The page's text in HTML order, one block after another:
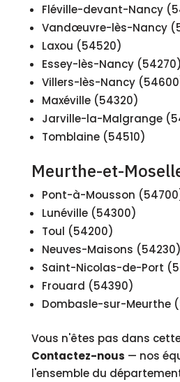
Fléville-devant-Nancy
Vandœuvre-lès-Nancy
Laxou (54520)
Essey-lès-Nancy (54270)
Villers-lès-Nancy
Maxéville (54320)
Jarville-la-Malgrange
Tomblaine (54510)
Meurthe-et-
Pont-à-Mousson
Lunéville (54300)
Toul (54200)
Neuves-Maisons (54230)
Saint-Nicolas-de-Port
Frouard (54390)
Dombasle-sur-Meurthe
Vous n'êtes pas dans
Contactez-nous — nos
l'ensemble du